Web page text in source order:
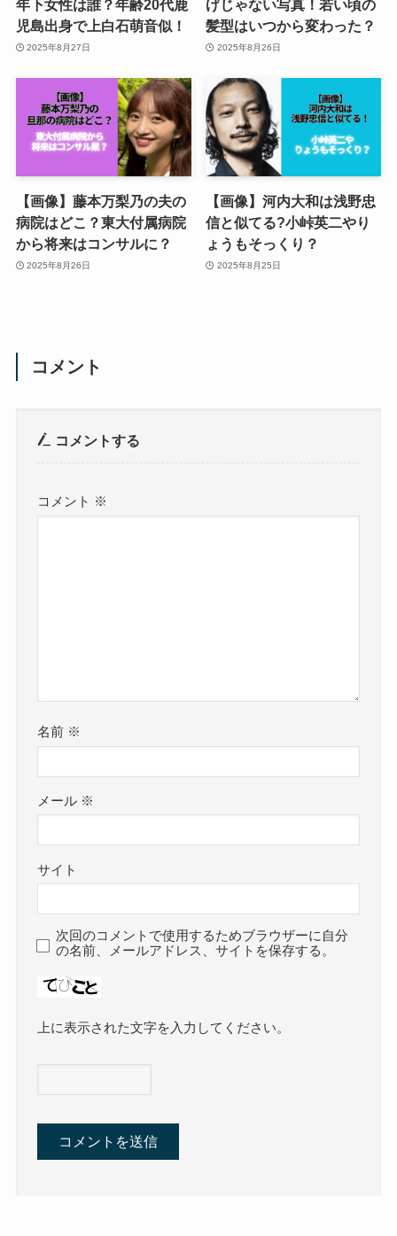
年下女性は誰？年齢20代鹿
児島出身で上白石萌音似！
2025年8月27日
げじゃない写真！若い頃の
髪型はいつから変わった？
2025年8月26日
【画像】藤本万梨乃の夫の
病院はどこ？東大付属病院
から将来はコンサルに？
2025年8月26日
【画像】河内大和は浅野忠
信と似てる?小峠英二やり
ょうもそっくり？
2025年8月25日
コメント
コメントする
コメント ※
名前 ※
メール ※
サイト
次回のコメントで使用するためブラウザーに自分
の名前、メールアドレス、サイトを保存する。
上に表示された文字を入力してください。